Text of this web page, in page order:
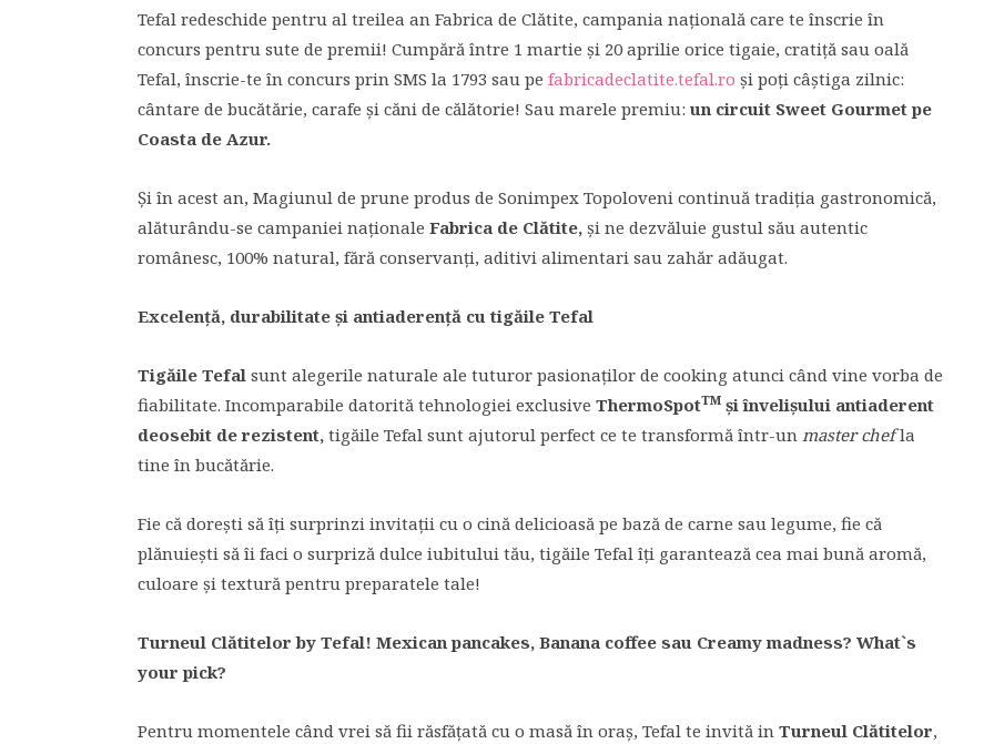
Tefal redeschide pentru al treilea an Fabrica de Clătite, campania națională care te înscrie în
concurs pentru sute de premii! Cumpără între 1 martie și 20 aprilie orice tigaie, cratiță sau oală
Tefal, înscrie-te în concurs prin SMS la 1793 sau pe fabricadeclatite.tefal.ro și poți câștiga zilnic:
cântare de bucătărie, carafe și căni de călătorie! Sau marele premiu: un circuit Sweet Gourmet pe
Coasta de Azur.
Și în acest an, Magiunul de prune produs de Sonimpex Topoloveni continuă tradiția gastronomică,
alăturându-se campaniei naționale Fabrica de Clătite, și ne dezvăluie gustul său autentic
românesc, 100% natural, fără conservanți, aditivi alimentari sau zahăr adăugat.
Excelență, durabilitate și antiaderență cu tigăile Tefal
Tigăile Tefal sunt alegerile naturale ale tuturor pasionaților de cooking atunci când vine vorba de
fiabilitate. Incomparabile datorită tehnologiei exclusive ThermoSpotTM și învelișului antiaderent
deosebit de rezistent, tigăile Tefal sunt ajutorul perfect ce te transformă într-un master chefla
tine în bucătărie.
Fie că dorești să îți surprinzi invitații cu o cină delicioasă pe bază de carne sau legume, fie că
plănuiești să îi faci o surpriză dulce iubitului tău, tigăile Tefal îți garantează cea mai bună aromă,
culoare și textură pentru preparatele tale!
Turneul Clătitelor by Tefal! Mexican pancakes, Banana coffee sau Creamy madness? What`s
your pick?
Pentru momentele când vrei să fii răsfățată cu o masă în oraș, Tefal te invită in Turneul Clătitelor,